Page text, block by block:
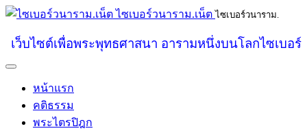
ไซเบอร์วนาราม.เน็ต ไซเบอร์วนาราม.
เว็บไซต์เพื่อพระพุทธศาสนา อารามหนึ่งบนโลกไซเบอร์
หน้าแรก
คติธรรม
พระไตรปิฎก